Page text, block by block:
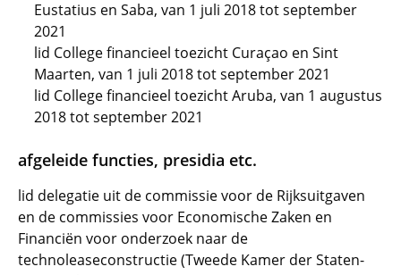
Eustatius en Saba, van 1 juli 2018 tot september
2021
lid College financieel toezicht Curaçao en Sint
Maarten, van 1 juli 2018 tot september 2021
lid College financieel toezicht Aruba, van 1 augustus
2018 tot september 2021
afgeleide functies, presidia etc.
lid delegatie uit de commissie voor de Rijksuitgaven
en de commissies voor Economische Zaken en
Financiën voor onderzoek naar de
technoleaseconstructie (Tweede Kamer der Staten-